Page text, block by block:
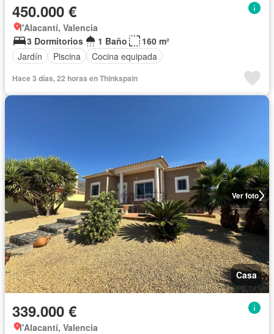
450.000 €
l'Alacantí, Valencia
3 Dormitorios
1 Baño
160 m²
Jardín
Piscina Cocina equipada
Hace 3 días, 22 horas en Thinkspain
Ver foto
Casa
339.000 €
l'Alacantí, Valencia